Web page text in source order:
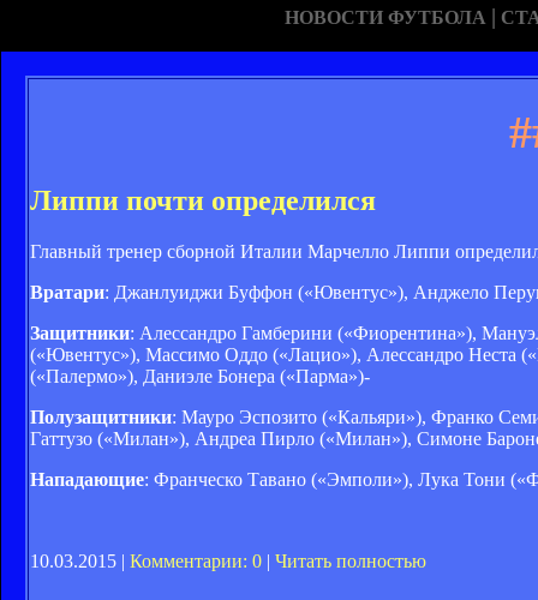
НОВОСТИ ФУТБОЛА |
Липпи почти определился
Главный тренер сборной Италии Марчелло Липпи
Вратари: Джанлуиджи Буффон («Ювентус»), Анджело
Защитники: Алессандро Гамберини («Фиорентина»),
(«Ювентус»), Массимо Оддо («Лацио»), Алессандро Неста
(«Палермо»), Даниэле Бонера («Парма»)-
Полузащитники: Мауро Эспозито («Кальяри»), Франко
Гаттузо («Милан»), Андреа Пирло («Милан»), Симоне
Нападающие: Франческо Тавано («Эмполи»), Лука Тони
10.03.2015 | Комментарии: 0 | Читать полностью